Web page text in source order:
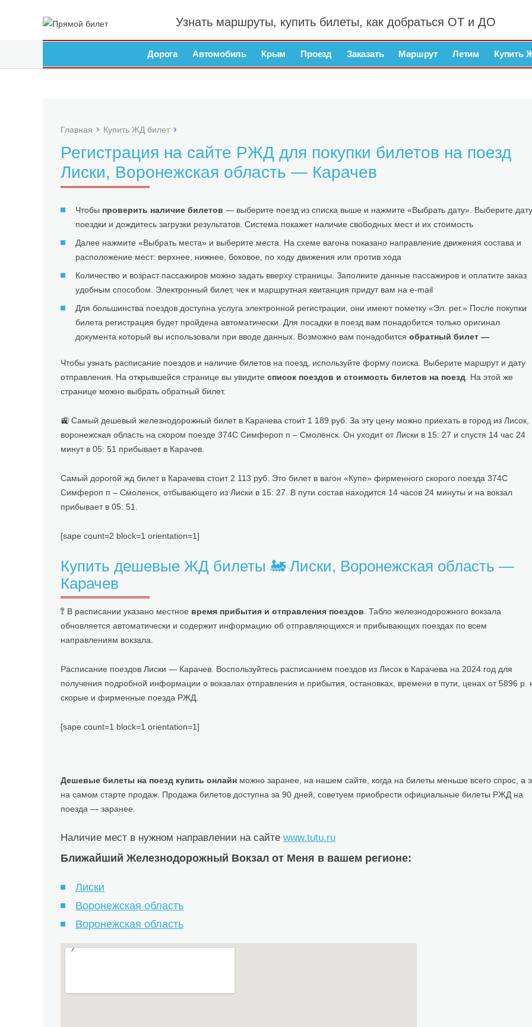
Узнать маршруты, купить билеты, как добраться ОТ и ДО
Дорога Автомобиль Крым Проезд Заказать Маршрут Летим Купить
Главная Купить ЖД билет
Регистрация на сайте РЖД для покупки билетов на поезд
Лиски, Воронежская область — Карачев
Чтобы проверить наличие билетов — выберите поезд из списка выше и нажмите «Выбрать дату». Выберите дату
поездки и дождитесь загрузки результатов. Система покажет наличие свободных мест и их стоимость
Далее нажмите «Выбрать места» и выберите места. На схеме вагона показано направление движения состава и
расположение мест: верхнее, нижнее, боковое, по ходу движения или против хода
Количество и возраст пассажиров можно задать вверху страницы. Заполните данные пассажиров и оплатите заказ
удобным способом. Электронный билет, чек и маршрутная квитанция придут вам на e-mail
Для большинства поездов доступна услуга электронной регистрации, они имеют пометку «Эл. рег.» После покупки
билета регистрация будет пройдена автоматически. Для посадки в поезд вам понадобится только оригинал
документа который вы использовали при вводе данных. Возможно вам понадобится обратный билет —
Чтобы узнать расписание поездов и наличие билетов на поезд, используйте форму поиска. Выберите маршрут и дату
отправления. На открывшейся странице вы увидите список поездов и стоимость билетов на поезд. На этой же
странице можно выбрать обратный билет.
🚉 Самый дешевый железнодорожный билет в Карачева стоит 1 189 руб. За эту цену можно приехать в город из Лисок,
воронежская область на скором поезде 374С Симфероп п – Смоленск. Он уходит от Лиски в 15: 27 и спустя 14 час 24
минут в 05: 51 прибывает в Карачев.
Самый дорогой жд билет в Карачева стоит 2 113 руб. Это билет в вагон «Купе» фирменного скорого поезда 374С
Симфероп п – Смоленск, отбывающего из Лиски в 15: 27. В пути состав находится 14 часов 24 минуты и на вокзал
прибывает в 05: 51.
[sape count=2 block=1 orientation=1]
Купить дешевые ЖД билеты 🚂 Лиски, Воронежская область —
Карачев
🚏 В расписании указано местное время прибытия и отправления поездов. Табло железнодорожного вокзала
обновляется автоматически и содержит информацию об отправляющихся и прибывающих поездах по всем
направлениям вокзала.
Расписание поездов Лиски — Карачев. Воспользуйтесь расписанием поездов из Лисок в Карачева на 2024 год для
получения подробной информации о вокзалах отправления и прибытия, остановках, времени в пути, ценах от 5896 р.
скорые и фирменные поезда РЖД.
[sape count=1 block=1 orientation=1]
Дешевые билеты на поезд купить онлайн можно заранее, на нашем сайте, когда на билеты меньше всего спрос, а
на самом старте продаж. Продажа билетов доступна за 90 дней, советуем приобрести официальные билеты РЖД на
поезда — заранее.
Наличие мест в нужном направлении на сайте www.tutu.ru
Ближайший Железнодорожный Вокзал от Меня в вашем регионе:
Лиски
Воронежская область
Воронежская область